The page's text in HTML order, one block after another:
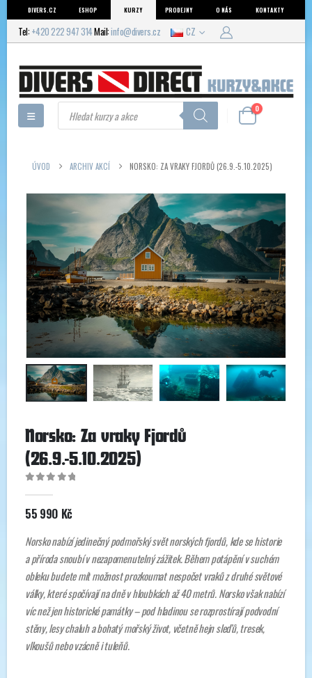
DIVERS.CZ ESHOP KURZY PRODEJNY O NÁS KONTAKTY
Tel: +420 222 947 314Mail:info@divers.cz CZ
Products
search 0
ÚVOD ARCHIV AKCÍ NORSKO: ZA VRAKY FJORDŮ (26.9.-5.10.2025)
Norsko: Za vraky Fjordů
(26.9.-5.10.2025)
55 990 Kč
Norsko nabízí jedinečný podmořský svět norských fjordů, kde se historie
a příroda snoubí v nezapomenutelný zážitek. Během potápění v suchém
obleku budete mít možnost prozkoumat nespočet vraků z druhé světové
války, které spočívají na dně v hloubkách až 40 metrů. Norsko však nabízí
víc než jen historické památky – pod hladinou se rozprostírají podvodní
stěny, lesy chaluh a bohatý mořský život, včetně hejn sleďů, tresek,
vlkoušů nebo vzácně i tuleňů.